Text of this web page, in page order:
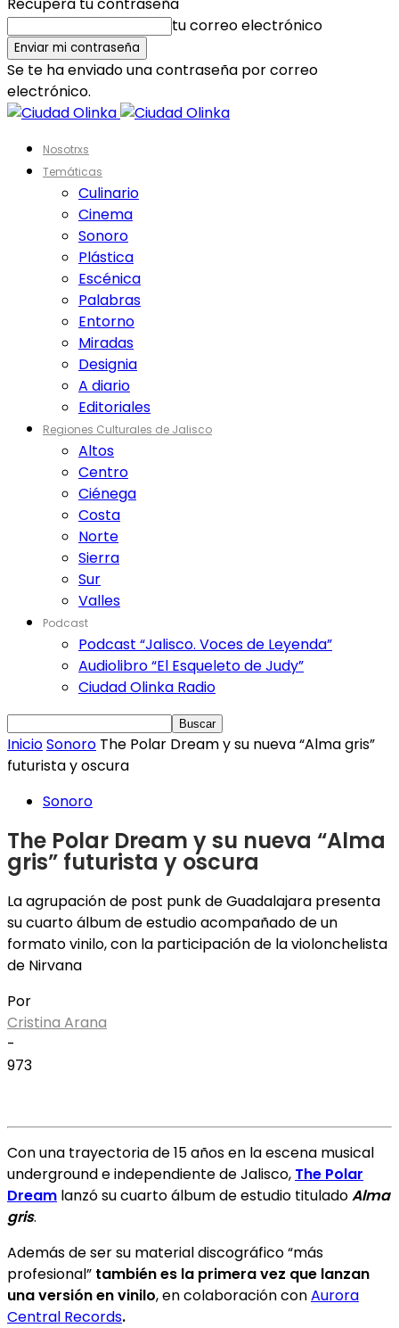
tu correo electrónico
Se te ha enviado una contraseña por correo
electrónico.
Nosotrxs
Temáticas
Culinario
Cinema
Sonoro
Plástica
Escénica
Palabras
Entorno
Miradas
Designia
A diario
Editoriales
Regiones Culturales de Jalisco
Altos
Centro
Ciénega
Costa
Norte
Sierra
Sur
Valles
Podcast
Podcast “Jalisco. Voces de Leyenda”
Audiolibro “El Esqueleto de Judy”
Ciudad Olinka Radio
InicioSonoro The Polar Dream y su nueva “Alma gris”
futurista y oscura
Sonoro
The Polar Dream y su nueva “Alma
gris” futurista y oscura
La agrupación de post punk de Guadalajara presenta
su cuarto álbum de estudio acompañado de un
formato vinilo, con la participación de la violonchelista
de Nirvana
Por
Cristina Arana
-
973
Con una trayectoria de 15 años en la escena musical
underground e independiente de Jalisco, The Polar
Dream lanzó su cuarto álbum de estudio tituladoAlma
gris.
Además de ser su material discográfico “más
profesional” también es la primera vez que lanzan
una versión en vinilo, en colaboración conAurora
Central Records.